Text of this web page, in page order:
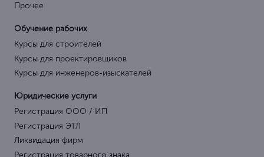
Прочее
Обучение рабочих
Курсы для строителей
Курсы для проектировщиков
Курсы для инженеров-изыскателей
Юридические услуги
Регистрация ООО / ИП
Регистрация ЭТЛ
Ликвидация фирм
Регистрация товарного знака